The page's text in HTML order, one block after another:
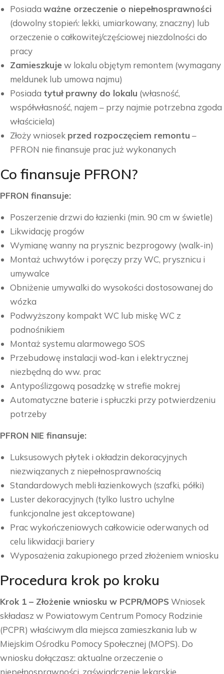
Posiadaważne orzeczenie o niepełnosprawności
(dowolny stopień: lekki, umiarkowany, znaczny) lub
orzeczenie o całkowitej/częściowej niezdolności do
pracy
Zamieszkuje w lokalu objętym remontem (wymagany
meldunek lub umowa najmu)
Posiada tytuł prawny do lokalu (własność,
współwłasność, najem – przy najmie potrzebna zgoda
właściciela)
Złoży wniosek przed rozpoczęciem remontu –
PFRON nie finansuje prac już wykonanych
Co finansuje PFRON?
PFRON finansuje:
Poszerzenie drzwi do łazienki (min. 90 cm w świetle)
Likwidację progów
Wymianę wanny na prysznic bezprogowy (walk-in)
Montaż uchwytów i poręczy przy WC, prysznicu i
umywalce
Obniżenie umywalki do wysokości dostosowanej do
wózka
Podwyższony kompakt WC lub miskę WC z
podnośnikiem
Montaż systemu alarmowego SOS
Przebudowę instalacji wod-kan i elektrycznej
niezbędną do ww. prac
Antypoślizgową posadzkę w strefie mokrej
Automatyczne baterie i spłuczki przy potwierdzeniu
potrzeby
PFRON NIE finansuje:
Luksusowych płytek i okładzin dekoracyjnych
niezwiązanych z niepełnosprawnością
Standardowych mebli łazienkowych (szafki, półki)
Luster dekoracyjnych (tylko lustro uchylne
funkcjonalne jest akceptowane)
Prac wykończeniowych całkowicie oderwanych od
celu likwidacji bariery
Wyposażenia zakupionego przed złożeniem wniosku
Procedura krok po kroku
Krok 1 – Złożenie wniosku w PCPR/MOPS Wniosek
składasz w Powiatowym Centrum Pomocy Rodzinie
(PCPR) właściwym dla miejsca zamieszkania lub w
Miejskim Ośrodku Pomocy Społecznej (MOPS). Do
wniosku dołączasz: aktualne orzeczenie o
niepełnosprawności, zaświadczenie lekarskie